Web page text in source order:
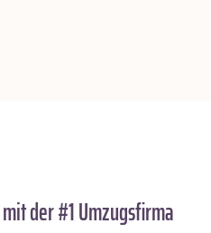
mit der #1 Umzugsfirma